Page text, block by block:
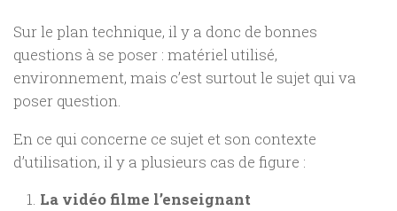
Sur le plan technique, il y a donc de bonnes
questions à se poser : matériel utilisé,
environnement, mais c’est surtout le sujet qui va
poser question.
En ce qui concerne ce sujet et son contexte
d’utilisation, il y a plusieurs cas de figure :
La vidéo filme l’enseignant